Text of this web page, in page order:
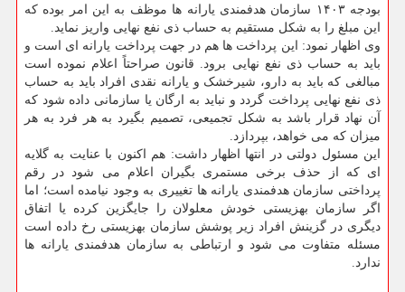
بودجه ۱۴۰۳ سازمان هدفمندی یارانه ها موظف به این امر بوده که
این مبلغ را به شکل مستقیم به حساب ذی نفع نهایی واریز نماید.
وی اظهار نمود: این پرداخت ها هم در جهت پرداخت یارانه ای است و
باید به حساب ذی نفع نهایی برود. قانون صراحتاً اعلام نموده است
مبالغی که باید به دارو، شیرخشک و یارانه نقدی افراد باید به حساب
ذی نفع نهایی پرداخت گردد و نباید به ارگان یا سازمانی داده شود که
آن نهاد قرار باشد به شکل تجمیعی، تصمیم بگیرد به هر فرد به هر
میزان که می خواهد، بپردازد.
این مسئول دولتی در انتها اظهار داشت: هم اکنون با عنایت به گلایه
ای که از حذف برخی مستمری بگیران اعلام می شود در رقم
پرداختی سازمان هدفمندی یارانه ها تغییری به وجود نیامده است؛ اما
اگر سازمان بهزیستی خودش معلولان را جایگزین کرده یا اتفاق
دیگری در گزینش افراد زیر پوشش سازمان بهزیستی رخ داده است
مسئله متفاوت می شود و ارتباطی به سازمان هدفمندی یارانه ها
ندارد.